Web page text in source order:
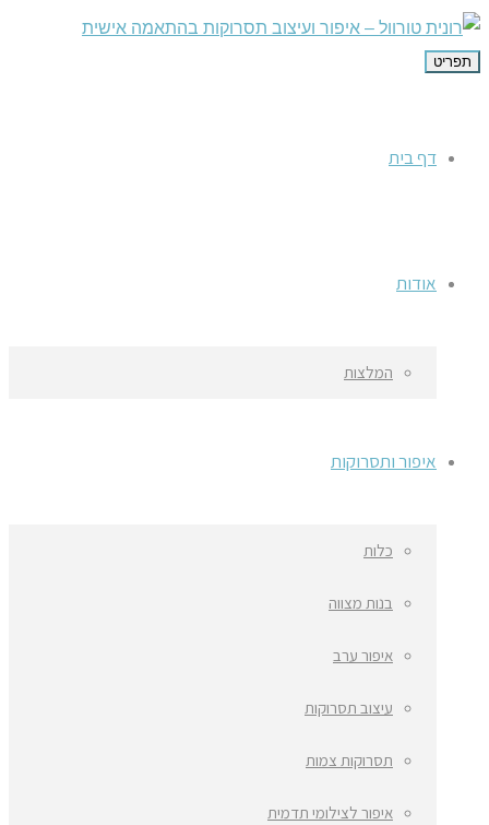
תפריט
דף בית
אודות
המלצות
איפור ותסרוקות
כלות
בנות מצווה
איפור ערב
עיצוב תסרוקות
תסרוקות צמות
איפור לצילומי תדמית